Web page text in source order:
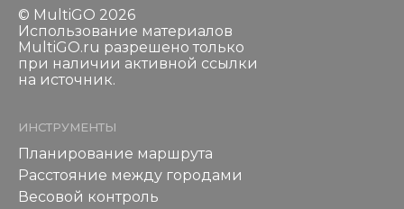
© MultiGO 2026
Использование материалов
MultiGO.ru разрешено только
при наличии активной ссылки
на источник.
ИНСТРУМЕНТЫ
Планирование маршрута
Расстояние между городами
Весовой контроль